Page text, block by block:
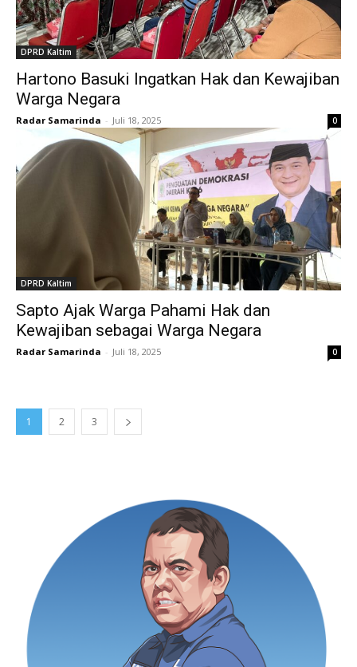
DPRD Kaltim
Hartono Basuki Ingatkan Hak dan Kewajiban
Warga Negara
Radar Samarinda - Juli 18, 2025 0
DPRD Kaltim
Sapto Ajak Warga Pahami Hak dan
Kewajiban sebagai Warga Negara
Radar Samarinda - Juli 18, 2025 0
1 2 3